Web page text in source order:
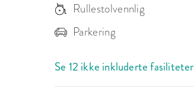
Rullestolvennlig
Parkering
Se 12 ikke inkluderte fasiliteter